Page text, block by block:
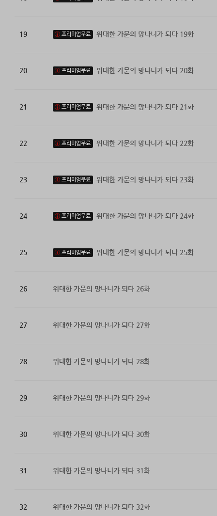
19 프리미엄무료 위대한 가문의 망나니가 되다 19화
20 프리미엄무료 위대한 가문의 망나니가 되다 20화
21 프리미엄무료 위대한 가문의 망나니가 되다 21화
22 프리미엄무료 위대한 가문의 망나니가 되다 22화
23 프리미엄무료 위대한 가문의 망나니가 되다 23화
24 프리미엄무료 위대한 가문의 망나니가 되다 24화
25 프리미엄무료 위대한 가문의 망나니가 되다 25화
26 위대한 가문의 망나니가 되다 26화
27 위대한 가문의 망나니가 되다 27화
28 위대한 가문의 망나니가 되다 28화
29 위대한 가문의 망나니가 되다 29화
30 위대한 가문의 망나니가 되다 30화
31 위대한 가문의 망나니가 되다 31화
32 위대한 가문의 망나니가 되다 32화